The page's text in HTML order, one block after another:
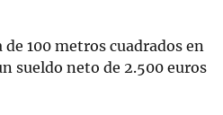
de 100 metros cuadrados en
sueldo neto de 2.500 euros